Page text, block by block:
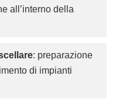
all’interno della
: preparazione
di impianti